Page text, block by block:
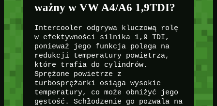
ważny w VW A4/A6 1,9TDI?
Intercooler odgrywa kluczową rolę
w efektywności silnika 1,9 TDI,
ponieważ jego funkcja polega na
redukcji temperatury powietrza,
które trafia do cylindrów.
Sprężone powietrze z
turbosprężarki osiąga wysokie
temperatury, co może obniżyć jego
gęstość. Schłodzenie go pozwala na